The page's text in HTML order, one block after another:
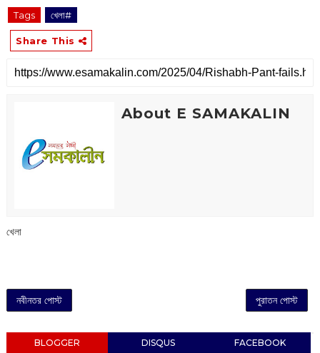
Tags খেলা#
Share This
About E SAMAKALIN
খেলা
নবীনতর পোস্ট পুরাতন পোস্ট
BLOGGER DISQUS FACEBOOK